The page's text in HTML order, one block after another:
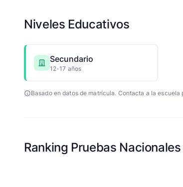
Niveles Educativos
Secundario
12-17 años
Basado en datos de matrícula. Contacta a la escuela
Ranking Pruebas Nacionales